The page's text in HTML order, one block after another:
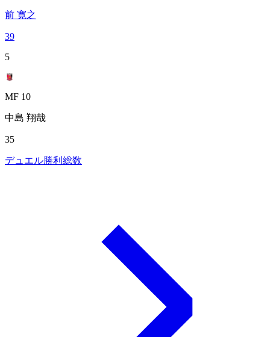
前 寛之
39
5
MF 10
中島 翔哉
35
デュエル勝利総数